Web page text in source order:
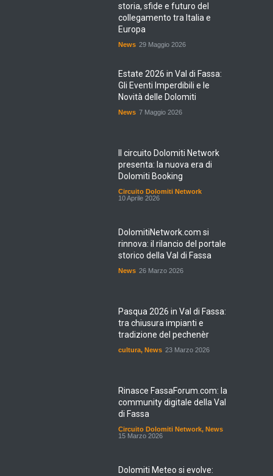
storia, sfide e futuro del
collegamento tra Italia e
Europa
News 29 Maggio 2026
Estate 2026 in Val di Fassa:
Gli Eventi Imperdibili e le
Novità delle Dolomiti
News 7 Maggio 2026
Il circuito Dolomiti Network
presenta: la nuova era di
Dolomiti Booking
Circuito Dolomiti Network
10 Aprile 2026
DolomitiNetwork.com si
rinnova: il rilancio del portale
storico della Val di Fassa
News 26 Marzo 2026
Pasqua 2026 in Val di Fassa:
tra chiusura impianti e
tradizione del pechenèr
cultura, News 23 Marzo 2026
Rinasce FassaForum.com: la
community digitale della Val
di Fassa
Circuito Dolomiti Network, News
15 Marzo 2026
Dolomiti Meteo si evolve: